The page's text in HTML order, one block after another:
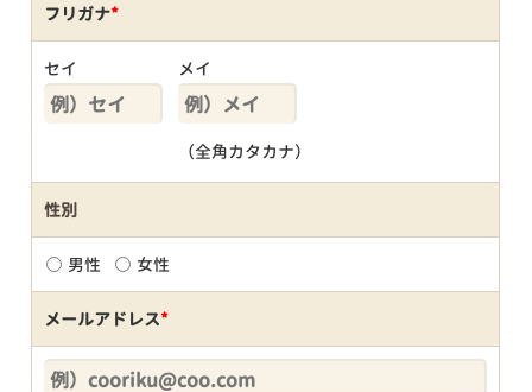
フリガナ*
セイ メイ
（全角カタカナ）
性別
男性 女性
メールアドレス*